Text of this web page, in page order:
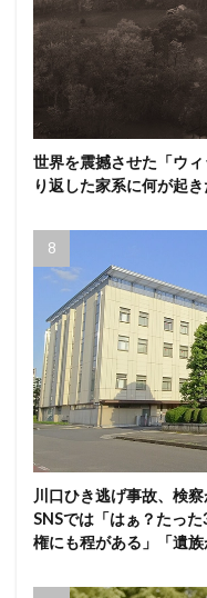
世界を震撼させた「ウ
り返した家系に何が起き
川口ひき逃げ事故、検
SNSでは「はぁ？たっ
権にも程がある」「遺族